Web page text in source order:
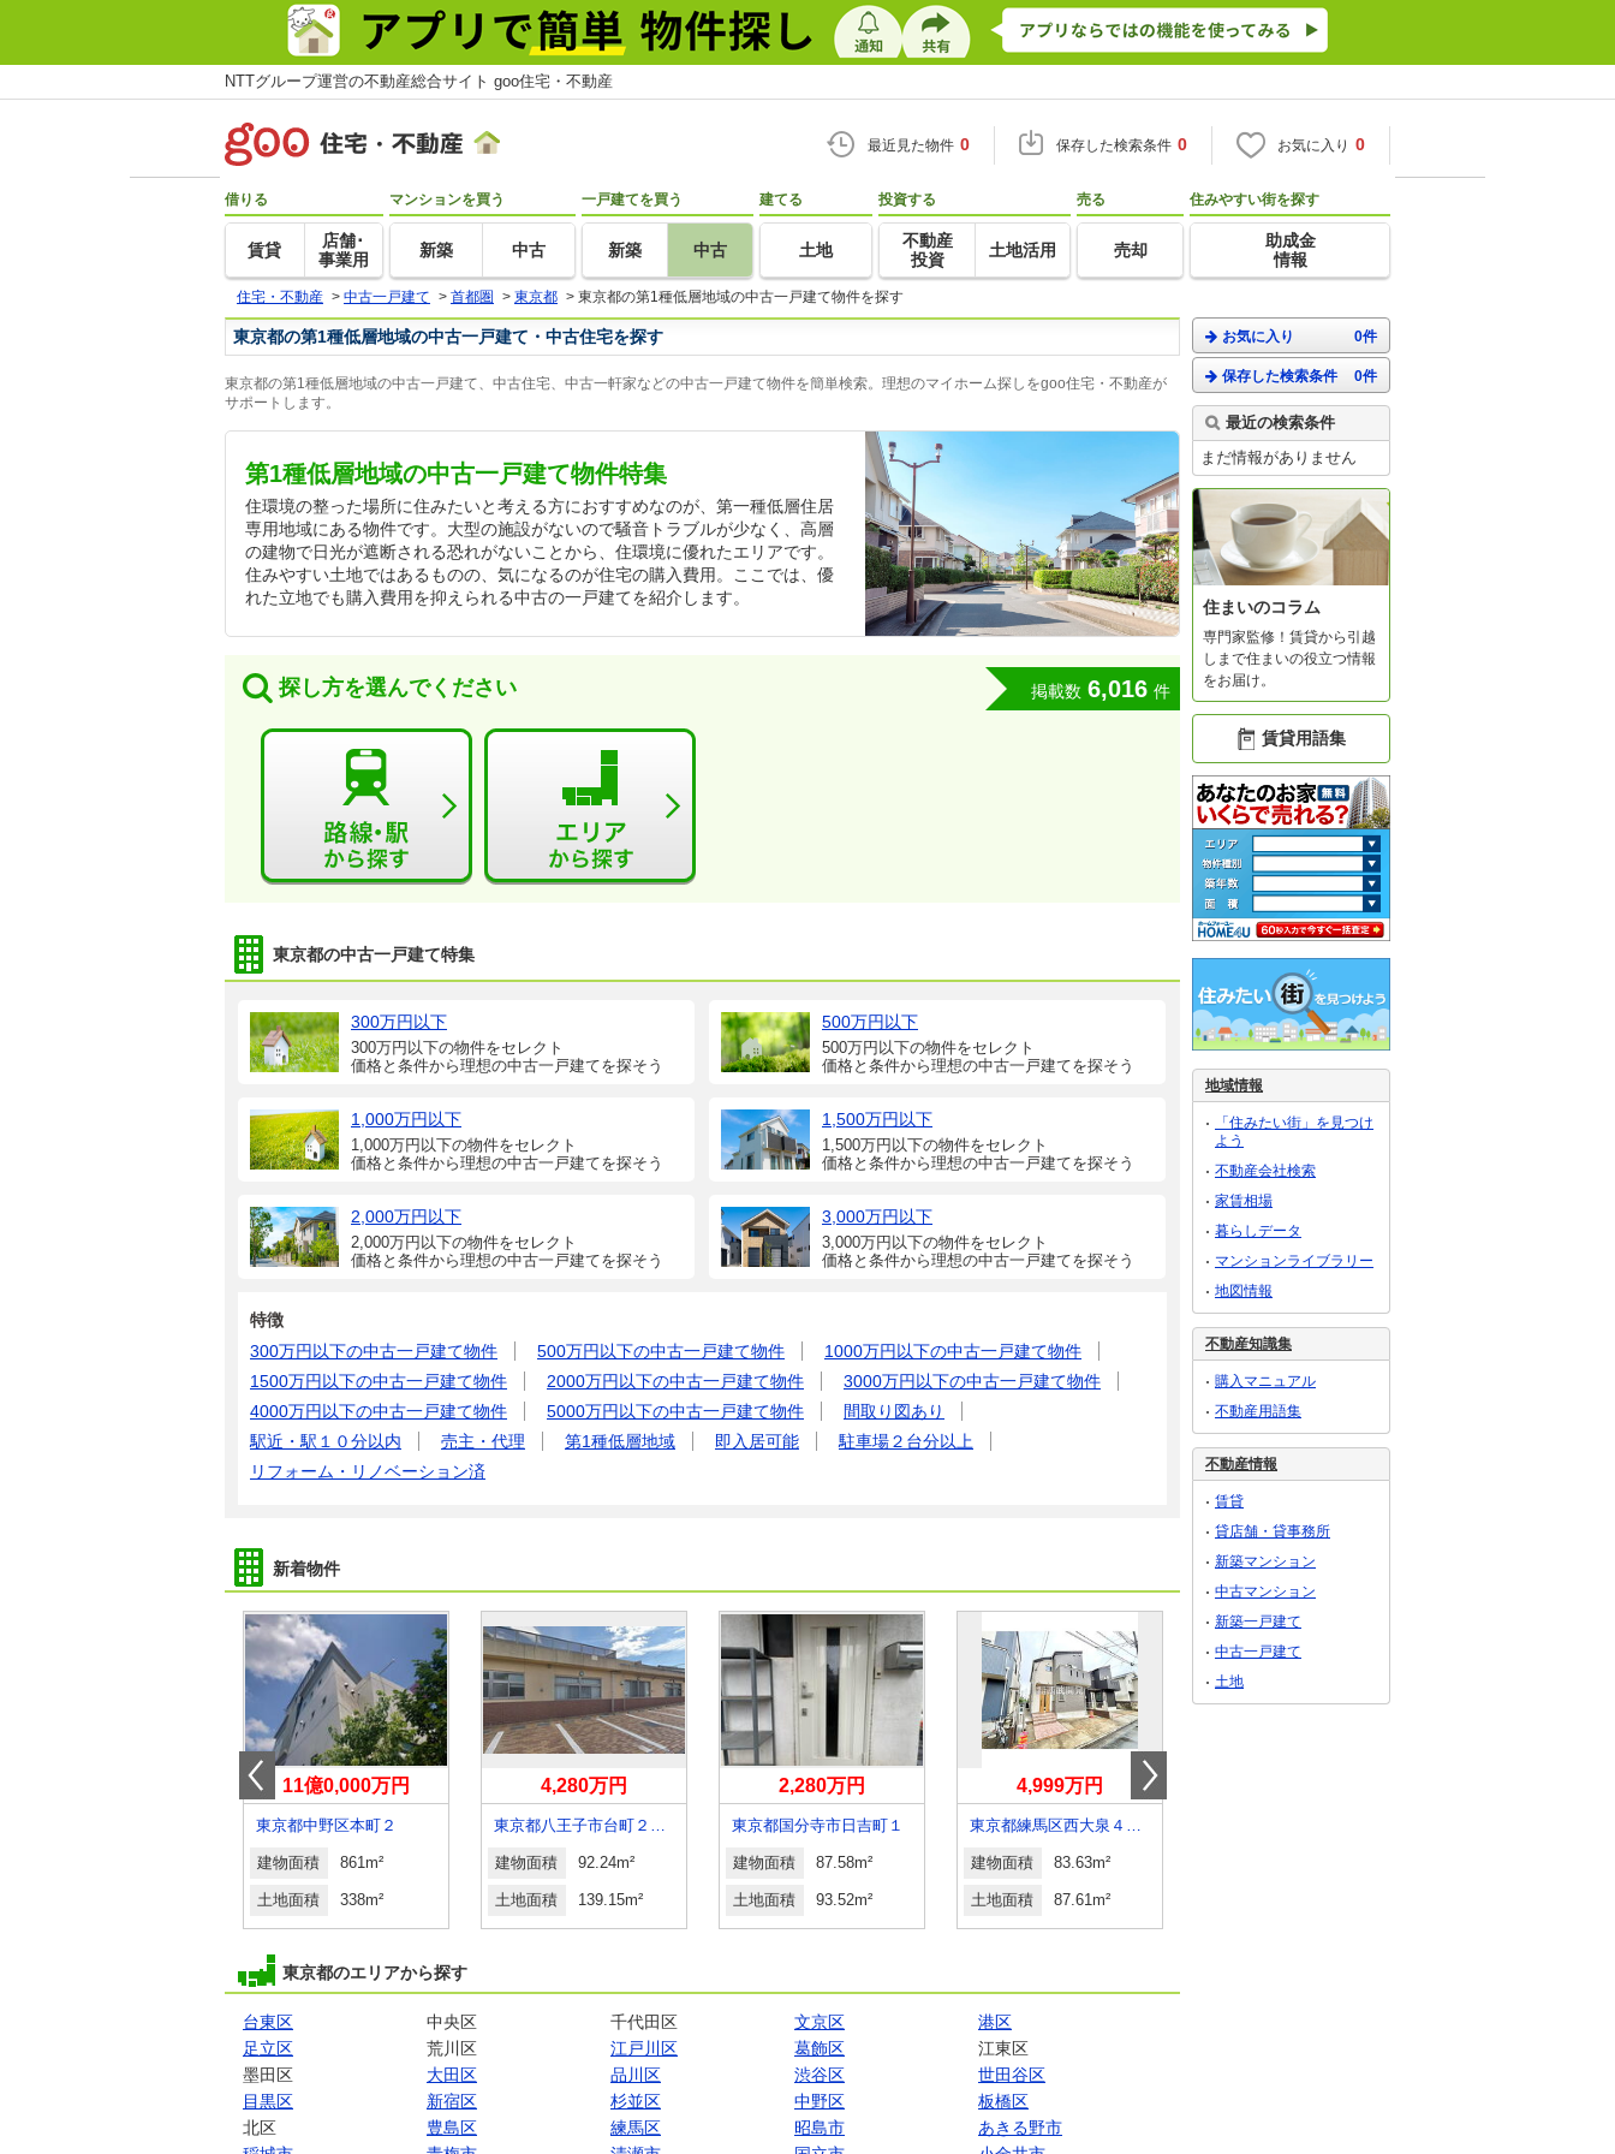
NTTグループ運営の不動産総合サイト goo住宅・不動産
最近見た物件 0 保存した検索条件 0 お気に入り 0
借りる
賃貸
店舗･
事業用
マンションを買う
新築 中古
一戸建てを買う
新築 中古
建てる
土地
投資する
不動産
投資
土地活用
売る
売却
住みやすい街を探す
助成金
情報
住宅・不動産 > 中古一戸建て > 首都圏 > 東京都 > 東京都の第1種低層地域の中古一戸建て物件を探す
東京都の第1種低層地域の中古一戸建て・中古住宅を探す
東京都の第1種低層地域の中古一戸建て、中古住宅、中古一軒家などの中古一戸建て物件を簡単検索。理想のマイホーム探しをgoo住宅・不動産が
サポートします。
第1種低層地域の中古一戸建て物件特集
住環境の整った場所に住みたいと考える方におすすめなのが、第一種低層住居
専用地域にある物件です。大型の施設がないので騒音トラブルが少なく、高層
の建物で日光が遮断される恐れがないことから、住環境に優れたエリアです。
住みやすい土地ではあるものの、気になるのが住宅の購入費用。ここでは、優
れた立地でも購入費用を抑えられる中古の一戸建てを紹介します。
探し方を選んでください 掲載数 6,016 件
東京都の中古一戸建て特集
300万円以下
300万円以下の物件をセレクト
価格と条件から理想の中古一戸建てを探そう
500万円以下
500万円以下の物件をセレクト
価格と条件から理想の中古一戸建てを探そう
1,000万円以下
1,000万円以下の物件をセレクト
価格と条件から理想の中古一戸建てを探そう
1,500万円以下
1,500万円以下の物件をセレクト
価格と条件から理想の中古一戸建てを探そう
2,000万円以下
2,000万円以下の物件をセレクト
価格と条件から理想の中古一戸建てを探そう
3,000万円以下
3,000万円以下の物件をセレクト
価格と条件から理想の中古一戸建てを探そう
特徴
300万円以下の中古一戸建て物件
500万円以下の中古一戸建て物件
1000万円以下の中古一戸建て物件
1500万円以下の中古一戸建て物件
2000万円以下の中古一戸建て物件
3000万円以下の中古一戸建て物件
4000万円以下の中古一戸建て物件
5000万円以下の中古一戸建て物件
間取り図あり
駅近・駅１０分以内
売主・代理 第1種低層地域 即入居可能
駐車場２台分以上
リフォーム・リノベーション済
新着物件
11億0,000万円
東京都中野区本町２
建物面積 861m²
土地面積 338m²
4,280万円
東京都八王子市台町２丁目
建物面積 92.24m²
土地面積 139.15m²
2,280万円
東京都国分寺市日吉町１
建物面積 87.58m²
土地面積 93.52m²
4,999万円
東京都練馬区西大泉４丁目
建物面積 83.63m²
土地面積 87.61m²
東京都のエリアから探す
台東区 中央区 千代田区 文京区
港区
足立区
荒川区 江戸川区 葛飾区
江東区
墨田区
大田区 品川区 渋谷区
世田谷区
目黒区
新宿区 杉並区 中野区
板橋区
北区
豊島区 練馬区 昭島市
あきる野市
お気に入り 0件
保存した検索条件 0件
最近の検索条件
まだ情報がありません
住まいのコラム
専門家監修！賃貸から引越
しまで住まいの役立つ情報
をお届け。
賃貸用語集
地域情報
「住みたい街」を見つけ
よう
不動産会社検索
家賃相場
暮らしデータ
マンションライブラリー
地図情報
不動産知識集
購入マニュアル
不動産用語集
不動産情報
賃貸
貸店舗・貸事務所
新築マンション
中古マンション
新築一戸建て
中古一戸建て
土地